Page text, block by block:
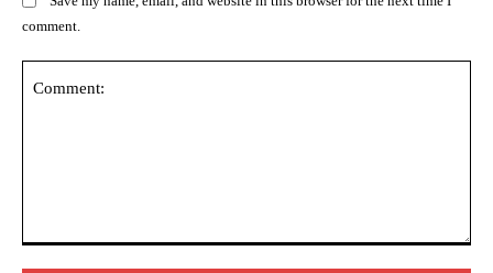
comment.